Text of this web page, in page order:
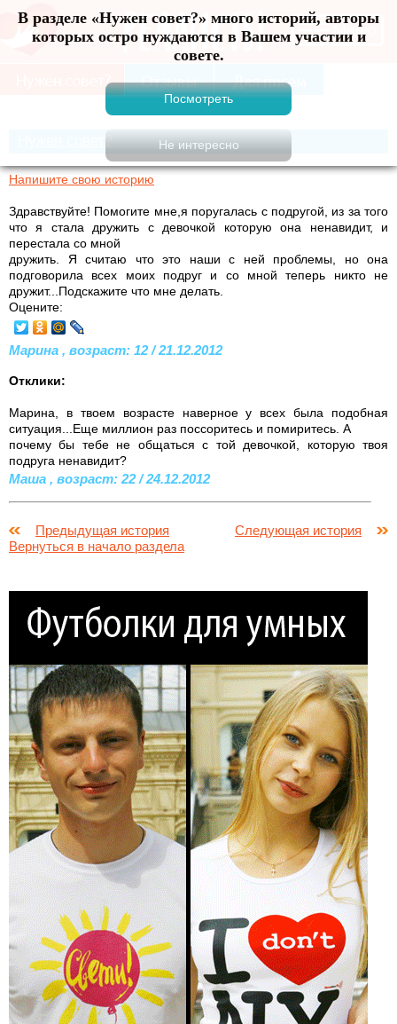
В разделе «Нужен совет?» много историй, авторы
которых остро нуждаются в Вашем участии и
совете.
Меню
Нужен совет?
Напишите свою историю
Здравствуйте! Помогите мне,я поругалась с подругой, из за того
что я стала дружить с девочкой которую она ненавидит, и
перестала со мной
дружить. Я считаю что это наши с ней проблемы, но она
подговорила всех моих подруг и со мной теперь никто не
дружит...Подскажите что мне делать.
Оцените:
Марина , возраст: 12 / 21.12.2012
Отклики:
Марина, в твоем возрасте наверное у всех была подобная
ситуация...Еще миллион раз поссоритесь и помиритесь. А
почему бы тебе не общаться с той девочкой, которую твоя
подруга ненавидит?
Маша , возраст: 22 / 24.12.2012
Предыдущая история
Следующая история
Вернуться в начало раздела